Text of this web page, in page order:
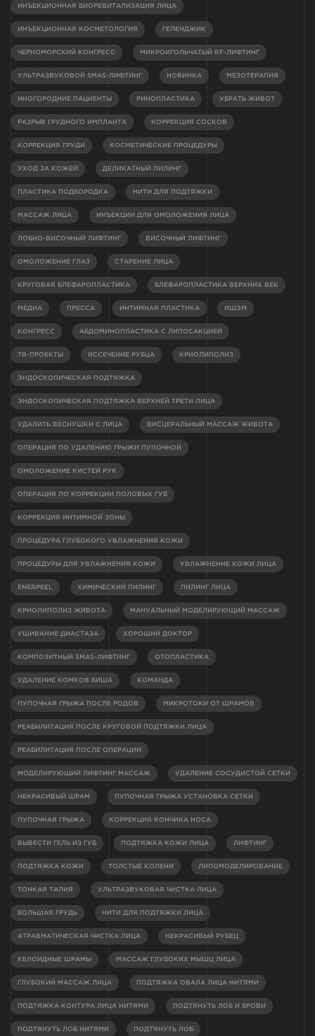
ИНЪЕКЦИОННАЯ БИОРЕВИТАЛИЗАЦИЯ ЛИЦА
ИНЪЕКЦИОННАЯ КОСМЕТОЛОГИЯ ГЕЛЕНДЖИК
ЧЕРНОМОРСКИЙ КОНГРЕСС МИКРОИГОЛЬЧАТЫЙ RF-ЛИФТИНГ
УЛЬТРАЗВУКОВОЙ SMAS-ЛИФТИНГ НОВИНКА МЕЗОТЕРАПИЯ
ИНОГОРОДНИЕ ПАЦИЕНТЫ РИНОПЛАСТИКА УБРАТЬ ЖИВОТ
РАЗРЫВ ГРУДНОГО ИМПЛАНТА КОРРЕКЦИЯ СОСКОВ
КОРРЕКЦИЯ ГРУДИ КОСМЕТИЧЕСКИЕ ПРОЦЕДУРЫ
УХОД ЗА КОЖЕЙ ДЕЛИКАТНЫЙ ПИЛИНГ
ПЛАСТИКА ПОДБОРОДКА НИТИ ДЛЯ ПОДТЯЖКИ
МАССАЖ ЛИЦА ИНЪЕКЦИИ ДЛЯ ОМОЛОЖЕНИЯ ЛИЦА
ЛОБНО-ВИСОЧНЫЙ ЛИФТИНГ ВИСОЧНЫЙ ЛИФТИНГ
ОМОЛОЖЕНИЕ ГЛАЗ СТАРЕНИЕ ЛИЦА
КРУГОВАЯ БЛЕФАРОПЛАСТИКА БЛЕФАРОПЛАСТИКА ВЕРХНИХ ВЕК
МЕДИА ПРЕССА ИНТИМНАЯ ПЛАСТИКА ИШЭМ
КОНГРЕСС АБДОМИНОПЛАСТИКА С ЛИПОСАКЦИЕЙ
ТВ-ПРОЕКТЫ ИССЕЧЕНИЕ РУБЦА КРИОЛИПОЛИЗ
ЭНДОСКОПИЧЕСКАЯ ПОДТЯЖКА
ЭНДОСКОПИЧЕСКАЯ ПОДТЯЖКА ВЕРХНЕЙ ТРЕТИ ЛИЦА
УДАЛИТЬ ВЕСНУШКИ С ЛИЦА ВИСЦЕРАЛЬНЫЙ МАССАЖ ЖИВОТА
ОПЕРАЦИЯ ПО УДАЛЕНИЮ ГРЫЖИ ПУПОЧНОЙ
ОМОЛОЖЕНИЕ КИСТЕЙ РУК
ОПЕРАЦИЯ ПО КОРРЕКЦИИ ПОЛОВЫХ ГУБ
КОРРЕКЦИЯ ИНТИМНОЙ ЗОНЫ
ПРОЦЕДУРА ГЛУБОКОГО УВЛАЖНЕНИЯ КОЖИ
ПРОЦЕДУРЫ ДЛЯ УВЛАЖНЕНИЯ КОЖИ УВЛАЖНЕНИЕ КОЖИ ЛИЦА
ENERPEEL ХИМИЧЕСКИЙ ПИЛИНГ ПИЛИНГ ЛИЦА
КРИОЛИПОЛИЗ ЖИВОТА МАНУАЛЬНЫЙ МОДЕЛИРУЮЩИЙ МАССАЖ
УШИВАНИЕ ДИАСТАЗА ХОРОШИЙ ДОКТОР
КОМПОЗИТНЫЙ SMAS-ЛИФТИНГ ОТОПЛАСТИКА
УДАЛЕНИЕ КОМКОВ БИША КОМАНДА
ПУПОЧНАЯ ГРЫЖА ПОСЛЕ РОДОВ МИКРОТОКИ ОТ ШРАМОВ
РЕАБИЛИТАЦИЯ ПОСЛЕ КРУГОВОЙ ПОДТЯЖКИ ЛИЦА
РЕАБИЛИТАЦИЯ ПОСЛЕ ОПЕРАЦИИ
МОДЕЛИРУЮЩИЙ ЛИФТИНГ МАССАЖ УДАЛЕНИЕ СОСУДИСТОЙ СЕТКИ
НЕКРАСИВЫЙ ШРАМ ПУПОЧНАЯ ГРЫЖА УСТАНОВКА СЕТКИ
ПУПОЧНАЯ ГРЫЖА КОРРЕКЦИЯ КОНЧИКА НОСА
ВЫВЕСТИ ГЕЛЬ ИЗ ГУБ ПОДТЯЖКА КОЖИ ЛИЦА ЛИФТИНГ
ПОДТЯЖКА КОЖИ ТОЛСТЫЕ КОЛЕНИ ЛИПОМОДЕЛИРОВАНИЕ
ТОНКАЯ ТАЛИЯ УЛЬТРАЗВУКОВАЯ ЧИСТКА ЛИЦА
БОЛЬШАЯ ГРУДЬ НИТИ ДЛЯ ПОДТЯЖКИ ЛИЦА
АТРАВМАТИЧЕСКАЯ ЧИСТКА ЛИЦА НЕКРАСИВЫЙ РУБЕЦ
КЕЛОИДНЫЕ ШРАМЫ МАССАЖ ГЛУБОКИХ МЫШЦ ЛИЦА
ГЛУБОКИЙ МАССАЖ ЛИЦА ПОДТЯЖКА ОВАЛА ЛИЦА НИТЯМИ
ПОДТЯЖКА КОНТУРА ЛИЦА НИТЯМИ ПОДТЯНУТЬ ЛОБ И БРОВИ
ПОДТЯНУТЬ ЛОБ НИТЯМИ ПОДТЯНУТЬ ЛОБ